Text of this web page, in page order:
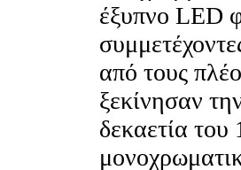
έξυπνο LED
από τους
ξεκίνησαν
δεκαετία του